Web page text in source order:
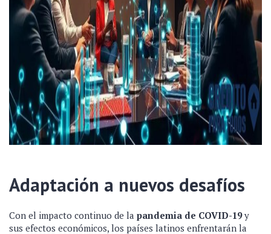
Adaptación a nuevos desafíos
Con el impacto continuo de la pandemia de COVID-19y
sus efectos económicos, los países latinos enfrentarán la